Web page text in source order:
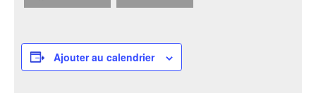
Ajouter au calendrier